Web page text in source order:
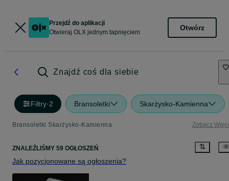
Przejdź do aplikacji
Otwieraj OLX jednym tapnięciem
Otwórz
Znajdź coś dla siebie
Filtry·2 Bransoletki Skarżysko-Kamienna
Bransoletki Skarżysko-Kamienna Zobacz
ZNALEŹLIŚMY 59 OGŁOSZEŃ
Jak pozycjonowane są ogłoszenia?